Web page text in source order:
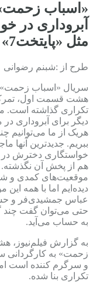
«اسباب
آبروداری در
مثل «پایتخت7» | برمدار تکرار
طرح از :شبنم رضوانی
سریال «اسباب زحمت»
هشت قسمت اول،
تکراری گذاشته است.
دیگر برای آبروداری
هریک از ما می‌توانیم
ببریم. جدیدترین آنها
هم از پخش آن
موقعیت‌های کمدی و
دیده‌ایم اما با همه
عباس جمشیدی‌فر و
حتی می‌توان گفت چند
به حساب می‌آید.
به گزارش
زحمت» به کارگردانی
و سرگرم کننده است
تکراری بنا شده.